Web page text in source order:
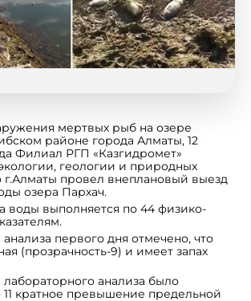
мертвых рыб на озере
районе города Алматы, 12
Филиал РГП «Казгидромет»
геологии и природных
г.Алматы провел внеплановый выезд
озера Пархач.
воды выполняется по 44 физико-
первого дня отмечено, что
(прозрачность-9) и имеет запах
лабораторного анализа было
кратное превышение предельной